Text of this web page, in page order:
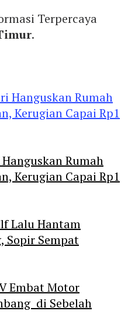
Terpercaya
.
Rumah
Kerugian Capai Rp1
Lalu Hantam
Sopir Sempat
Embat Motor
di Sebelah